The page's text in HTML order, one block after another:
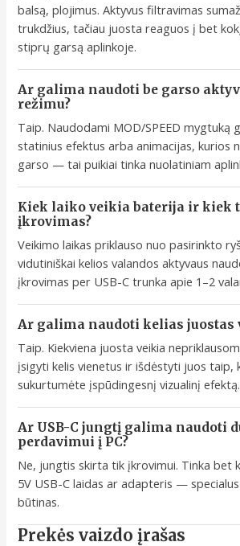
balsą, plojimus. Aktyvus filtravimas
trukdžius, tačiau juosta reaguos į bet
stiprų garsą aplinkoje.
Ar galima naudoti be garso
režimu?
Taip. Naudodami MOD/SPEED mygtuką
statinius efektus arba animacijas, kurios
garso — tai puikiai tinka nuolatiniam
Kiek laiko veikia baterija ir kiek
įkrovimas?
Veikimo laikas priklauso nuo pasirinkto
vidutiniškai kelios valandos aktyvaus
įkrovimas per USB-C trunka apie 1–2
Ar galima naudoti kelias juostas
Taip. Kiekviena juosta veikia
įsigyti kelis vienetus ir išdėstyti juos taip,
sukurtumėte įspūdingesnį vizualinį efektą.
Ar USB-C jungtį galima naudoti
perdavimui į PC?
Ne, jungtis skirta tik įkrovimui. Tinka bet
5V USB-C laidas ar adapteris —
būtinas.
Prekės vaizdo įrašas